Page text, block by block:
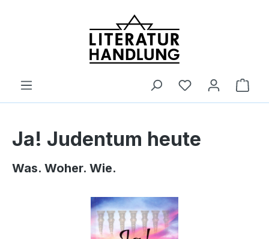
Ja! Judentum heute
Was. Woher. Wie.
Bildergalerie überspringen